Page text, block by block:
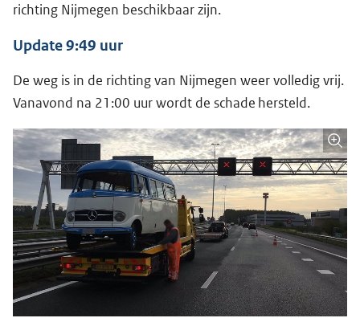
richting Nijmegen beschikbaar zijn.
Update 9:49 uur
De weg is in de richting van Nijmegen weer volledig vrij.
Vanavond na 21:00 uur wordt de schade hersteld.